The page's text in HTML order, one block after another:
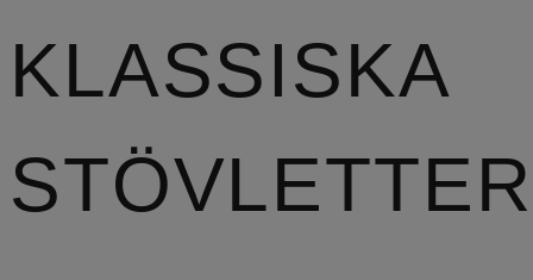
KLASSISKA
STÖVLETTER